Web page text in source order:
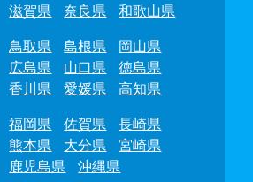
滋賀県
奈良県
和歌山県
鳥取県 島根県
岡山県
広島県
山口県
徳島県
香川県
愛媛県
高知県
福岡県 佐賀県
長崎県
熊本県
大分県
宮崎県
鹿児島県
沖縄県